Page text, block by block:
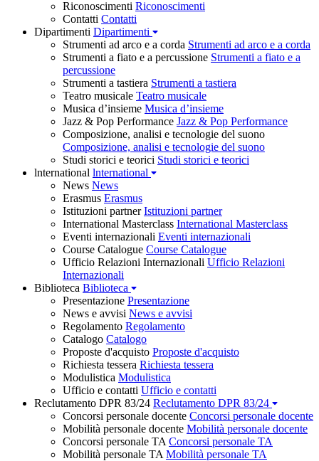
Riconoscimenti Riconoscimenti
Contatti Contatti
Dipartimenti Dipartimenti
Strumenti ad arco e a corda Strumenti ad arco e a corda
Strumenti a fiato e a percussione Strumenti a fiato e a
percussione
Strumenti a tastiera Strumenti a tastiera
Teatro musicale Teatro musicale
Musica d’insieme Musica d’insieme
Jazz & Pop Performance Jazz & Pop Performance
Composizione, analisi e tecnologie del suono
Composizione, analisi e tecnologie del suono
Studi storici e teorici Studi storici e teorici
lnternational lnternational
News News
Erasmus Erasmus
Istituzioni partner Istituzioni partner
International Masterclass International Masterclass
Eventi internazionali Eventi internazionali
Course Catalogue Course Catalogue
Ufficio Relazioni Internazionali Ufficio Relazioni
Internazionali
Biblioteca Biblioteca
Presentazione Presentazione
News e avvisi News e avvisi
Regolamento Regolamento
Catalogo Catalogo
Proposte d'acquisto Proposte d'acquisto
Richiesta tessera Richiesta tessera
Modulistica Modulistica
Ufficio e contatti Ufficio e contatti
Reclutamento DPR 83/24 Reclutamento DPR 83/24
Concorsi personale docente Concorsi personale docente
Mobilità personale docente Mobilità personale docente
Concorsi personale TA Concorsi personale TA
Mobilità personale TA Mobilità personale TA